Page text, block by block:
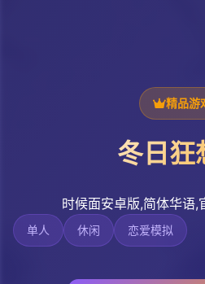
精品游
冬日狂
时候面安卓版,简体华语,
单人 休闲 恋爱模拟